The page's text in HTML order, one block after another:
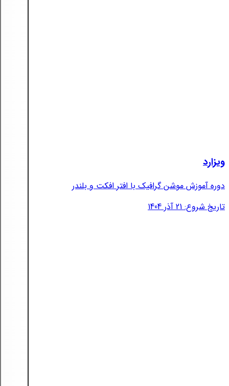
ویزارد
دوره آموزش موشن گرافیک با افتر افکت و بلندر
تاریخ شروع: 21 آذر 1404